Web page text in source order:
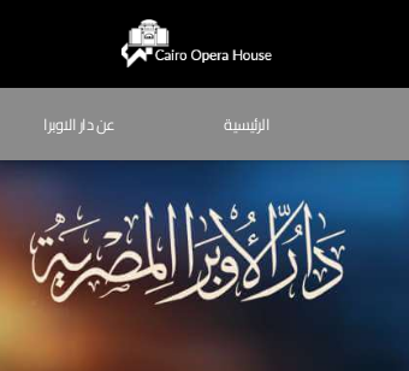
الرئيسية عن دار الاوبرا